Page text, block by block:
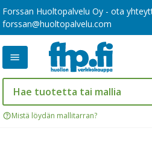
Forssan Huoltopalvelu Oy - ota
forssan@huoltopalvelu.com
Mistä löydän mallitarran?